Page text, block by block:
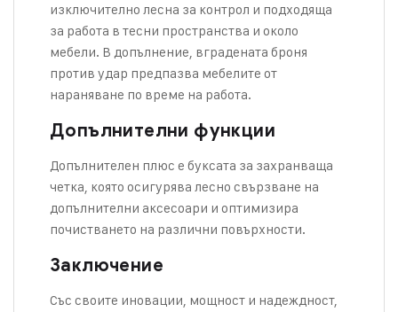
изключително лесна за контрол и подходяща
за работа в тесни пространства и около
мебели. В допълнение, вградената броня
против удар предпазва мебелите от
нараняване по време на работа.
Допълнителни функции
Допълнителен плюс е буксата за захранваща
четка, която осигурява лесно свързване на
допълнителни аксесоари и оптимизира
почистването на различни повърхности.
Заключение
Със своите иновации, мощност и надеждност,